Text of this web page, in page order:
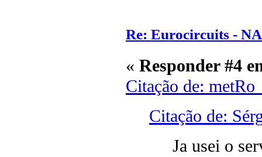
Re: Eurocircuits -
« Responder #4
Citação de:
Citação de:
Ja usei o